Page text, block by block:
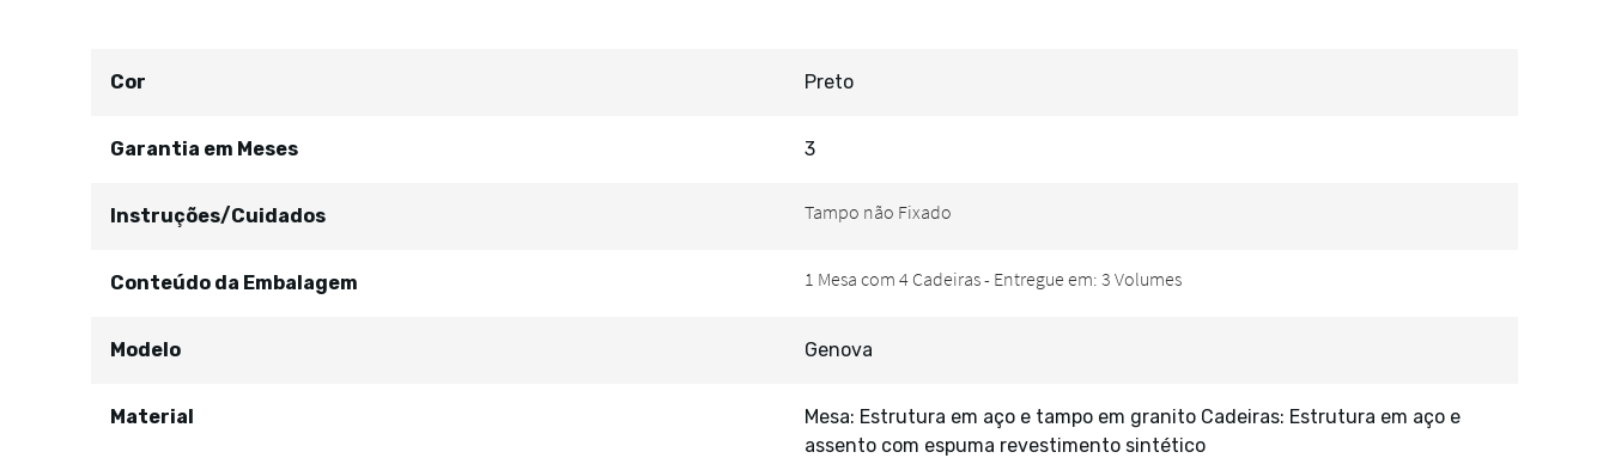
Cor Preto
Garantia em Meses 3
Instruções/Cuidados
Conteúdo da Embalagem
Modelo Genova
Material
Mesa: Estrutura em aço e tampo em granito Cadeiras: Estrutura em aço e
assento com espuma revestimento sintético